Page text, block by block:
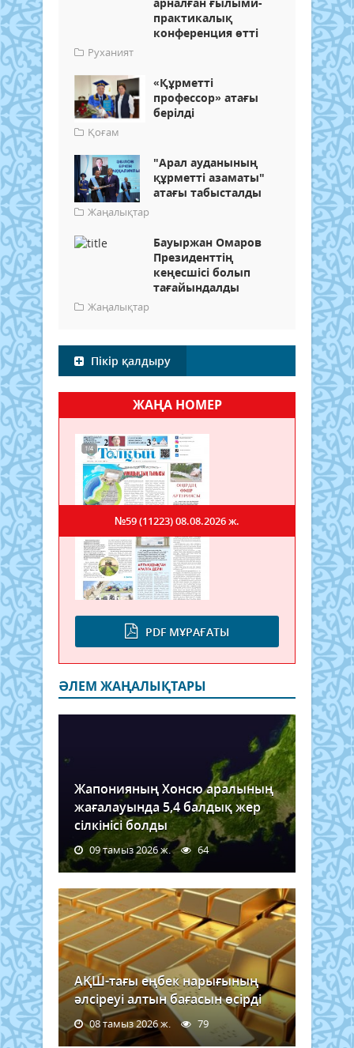
практикалық
конференция өтті
Руханият
«Құрметті
профессор» атағы
берілді
Қоғам
"Арал ауданының
құрметті азаматы"
атағы табысталды
Жаңалықтар
Бауыржан Омаров
Президенттің
кеңесшісі болып
тағайындалды
Жаңалықтар
Пікір қалдыру
ЖАҢА НОМЕР
PDF МҰРАҒАТЫ
№59 (11223)08.08.2026 ж.
ӘЛЕМ ЖАҢАЛЫҚТАРЫ
Жапонияның Хонсю аралының
жағалауында 5,4 балдық жер
сілкінісі болды
09 тамыз 2026 ж. 64
АҚШ-тағы еңбек нарығының
әлсіреуі алтын бағасын өсірді
08 тамыз 2026 ж. 79